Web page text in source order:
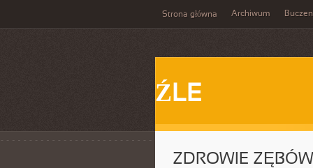
Strona główna Archiwum
ŹLE
ZDROWIE